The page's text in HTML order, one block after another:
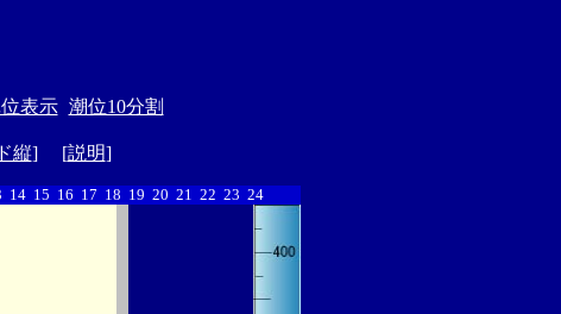
表示 潮位10分割
縦] [説明]
14 15 16 17 18 19 20 21 22 23 24